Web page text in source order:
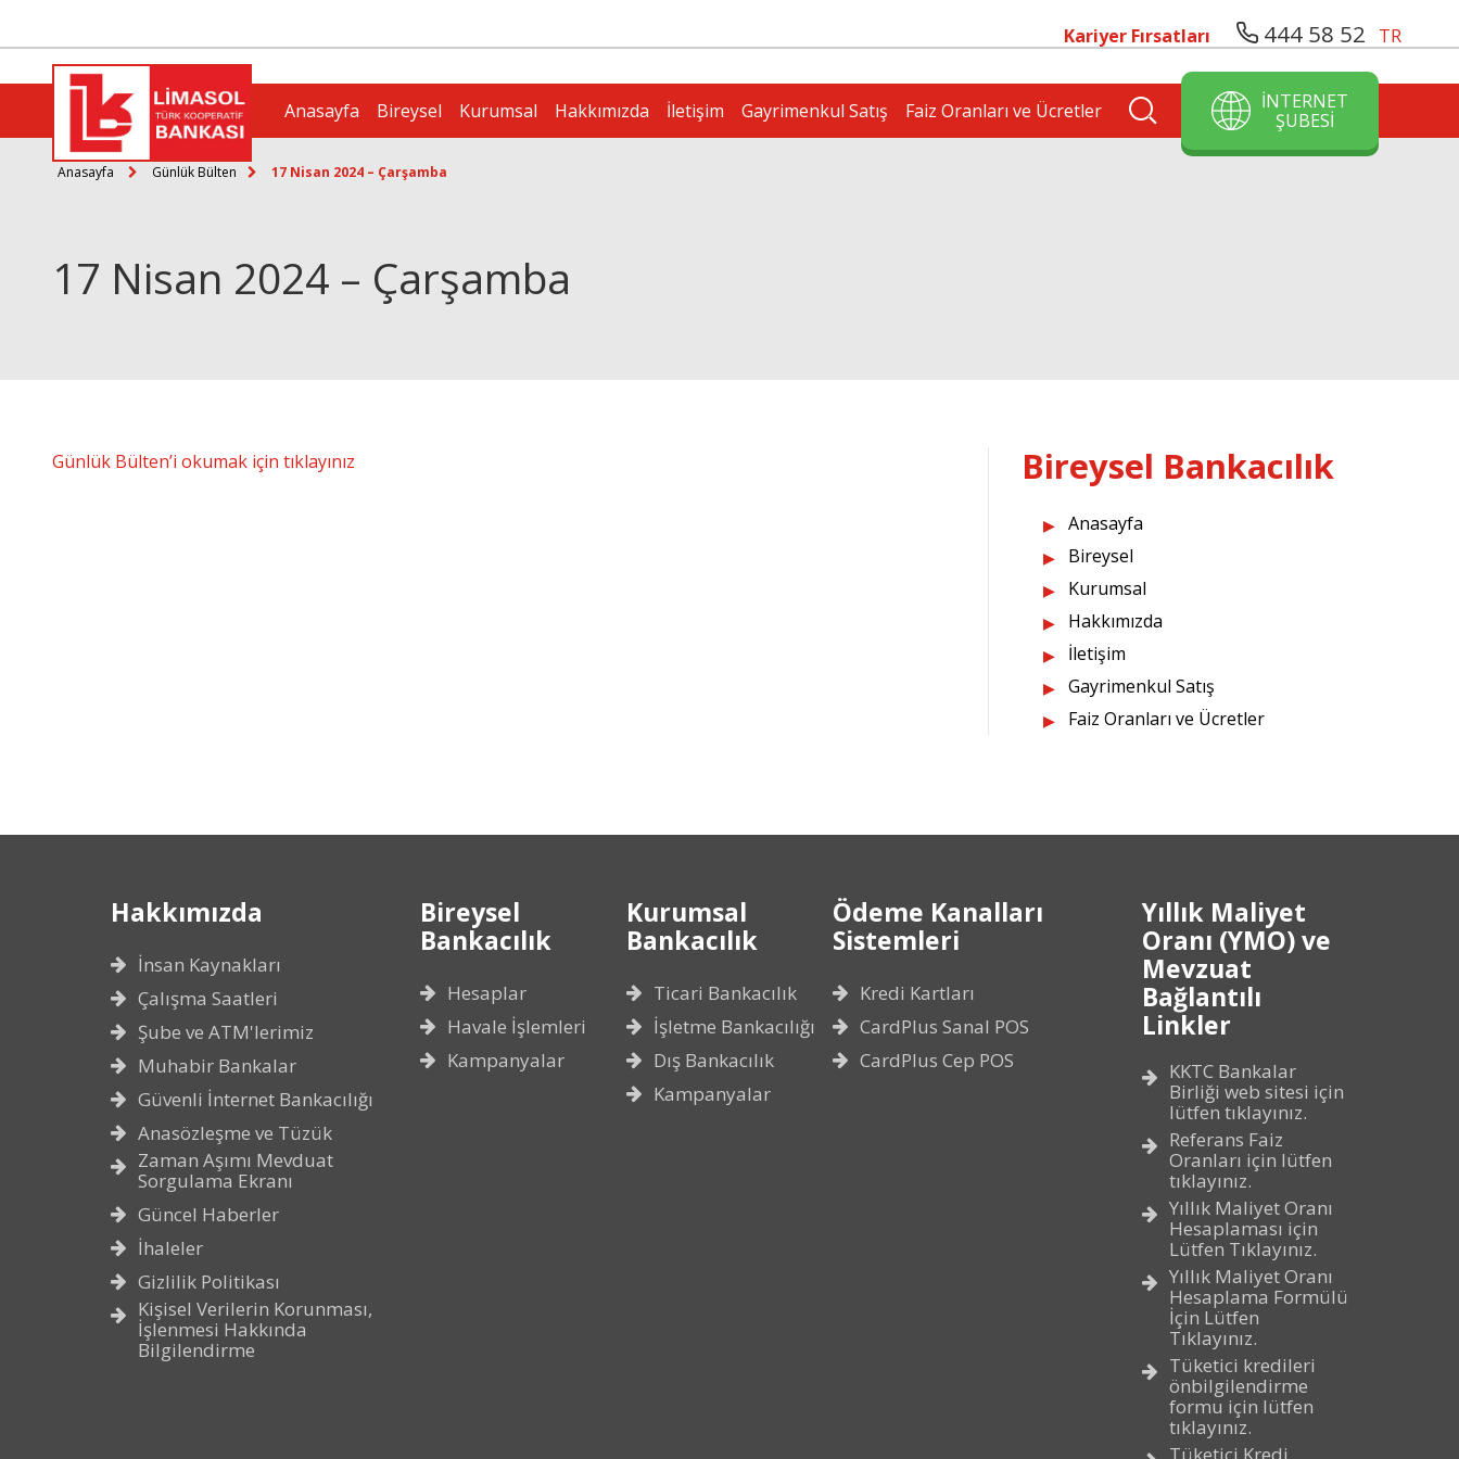
Kariyer Fırsatları 444 58 52 TR
Anasayfa Bireysel Kurumsal Hakkımızda İletişim Gayrimenkul Satış Faiz Oranları ve Ücretler
İNTERNET
ŞUBESİ
Anasayfa Günlük Bülten 17 Nisan 2024 – Çarşamba
17 Nisan 2024 – Çarşamba
Günlük Bülten’i okumak için tıklayınız Bireysel Bankacılık
Anasayfa
Bireysel
Kurumsal
Hakkımızda
İletişim
Gayrimenkul Satış
Faiz Oranları ve Ücretler
Hakkımızda
İnsan Kaynakları
Çalışma Saatleri
Şube ve ATM'lerimiz
Muhabir Bankalar
Güvenli İnternet Bankacılığı
Anasözleşme ve Tüzük
Zaman Aşımı Mevduat
Sorgulama Ekranı
Güncel Haberler
İhaleler
Gizlilik Politikası
Kişisel Verilerin Korunması,
İşlenmesi Hakkında
Bilgilendirme
Bireysel
Bankacılık
Hesaplar
Havale İşlemleri
Kampanyalar
Kurumsal
Bankacılık
Ticari Bankacılık
İşletme Bankacılığı
Dış Bankacılık
Kampanyalar
Ödeme Kanalları
Sistemleri
Kredi Kartları
CardPlus Sanal POS
CardPlus Cep POS
Yıllık Maliyet
Oranı (YMO) ve
Mevzuat
Bağlantılı
Linkler
KKTC Bankalar
Birliği web sitesi için
lütfen tıklayınız.
Referans Faiz
Oranları için lütfen
tıklayınız.
Yıllık Maliyet Oranı
Hesaplaması için
Lütfen Tıklayınız.
Yıllık Maliyet Oranı
Hesaplama Formülü
İçin Lütfen
Tıklayınız.
Tüketici kredileri
önbilgilendirme
formu için lütfen
tıklayınız.
Tüketici Kredi